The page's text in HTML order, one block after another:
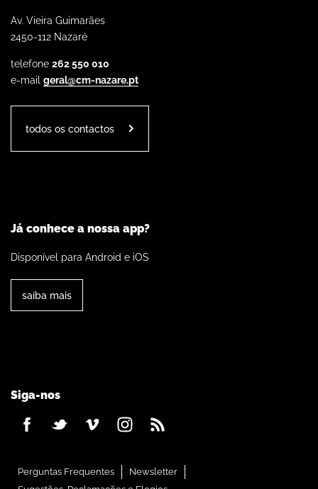
Av. Vieira Guimarães
2450-112 Nazaré
telefone 262 550 010
e-mail geral@cm-nazare.pt
todos os contactos
Já conhece a nossa app?
Disponível para Android e iOS
saiba mais
Siga-nos
Perguntas Frequentes
Newsletter